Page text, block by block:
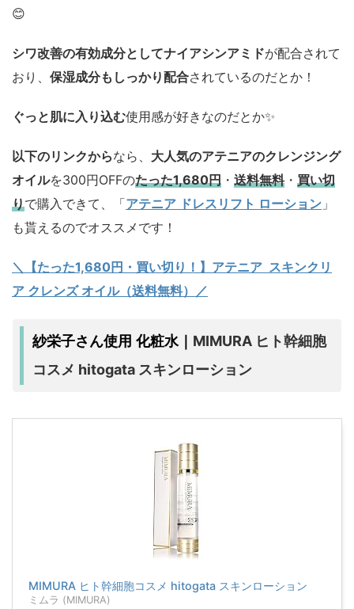
😊
シワ改善の有効成分としてナイアシンアミドが配合されて
おり、 保湿成分もしっかり配合されているのだとか！
ぐっと肌に入り込む使用感が好きなのだとか✨
以下のリンクからなら、 大人気のアテニアのクレンジング
オイルを300円OFFのたった1,680円 ・ 送料無料・ 買い切
りで購入できて、「アテニア ドレスリフト ローション 」
も貰えるのでオススメです！
＼【たった1,680円・買い切り！】アテニア スキンクリ
ア クレンズ オイル（送料無料）／
紗栄子さん使用 化粧水｜ MIMURA ヒト幹細胞
コスメ hitogata スキンローション
MIMURA ヒト幹細胞コスメ hitogata スキンローション
ミムラ (MIMURA)